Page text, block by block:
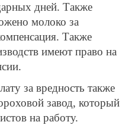
дней. Также
молоко за
Также
имеют право на
за вредность также
завод, который
на работу.